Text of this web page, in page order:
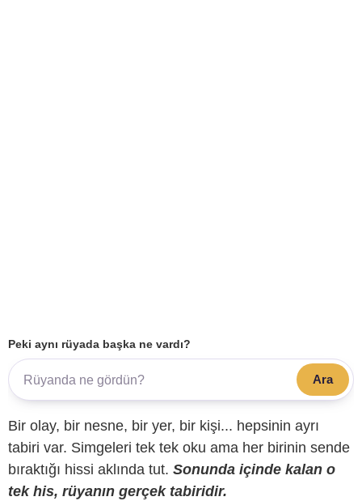
Peki aynı rüyada başka ne vardı?
Ara
Bir olay, bir nesne, bir yer, bir kişi... hepsinin ayrı
tabiri var. Simgeleri tek tek oku ama her birinin sende
bıraktığı hissi aklında tut. Sonunda içinde kalan o
tek his, rüyanın gerçek tabiridir.